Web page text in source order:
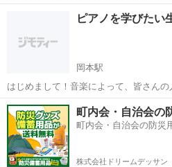
ます。入会費はありませんので、定期
ります。入会費がないため何かあった
宇都宮市 ピアノ ピアノ
ピアノを学びたい
岡本駅
はじめまして！音楽によって、皆さん
手伝いいたします！ 初心者の方も大歓迎♪ 武蔵野音楽大学大学院
イツ国立シュトゥットガルト音楽大学
先ドイツでもドイツの子...
栃木 宇都宮市 岡本駅 ピアノ
町内会・自治会の
町内会・自治会の防災
株式会社ドリームデッサン